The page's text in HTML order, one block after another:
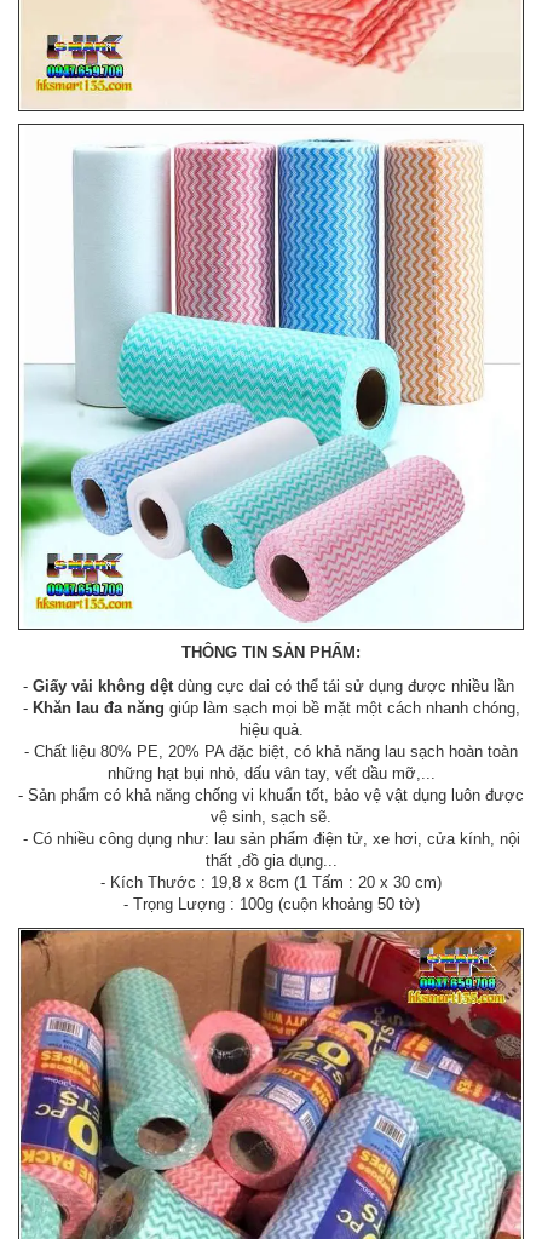
THÔNG TIN SẢN PHẨM:
- Giấy vải không dệt dùng cực dai có thể tái sử dụng được nhiều lần
- Khăn lau đa năng giúp làm sạch mọi bề mặt một cách nhanh chóng,
hiệu quả.
- Chất liệu 80% PE, 20% PA đặc biệt, có khả năng lau sạch hoàn toàn
những hạt bụi nhỏ, dấu vân tay, vết dầu mỡ,...
- Sản phẩm có khả năng chống vi khuẩn tốt, bảo vệ vật dụng luôn được
vệ sinh, sạch sẽ.
- Có nhiều công dụng như: lau sản phẩm điện tử, xe hơi, cửa kính, nội
thất ,đồ gia dụng...
- Kích Thước : 19,8 x 8cm (1 Tấm : 20 x 30 cm)
- Trọng Lượng : 100g (cuộn khoảng 50 tờ)